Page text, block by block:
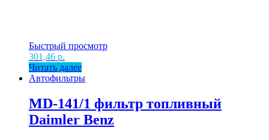
Быстрый просмотр
301,46 р.
Читать далее
Автофильтры
MD-141/1 фильтр топливный
Daimler Benz